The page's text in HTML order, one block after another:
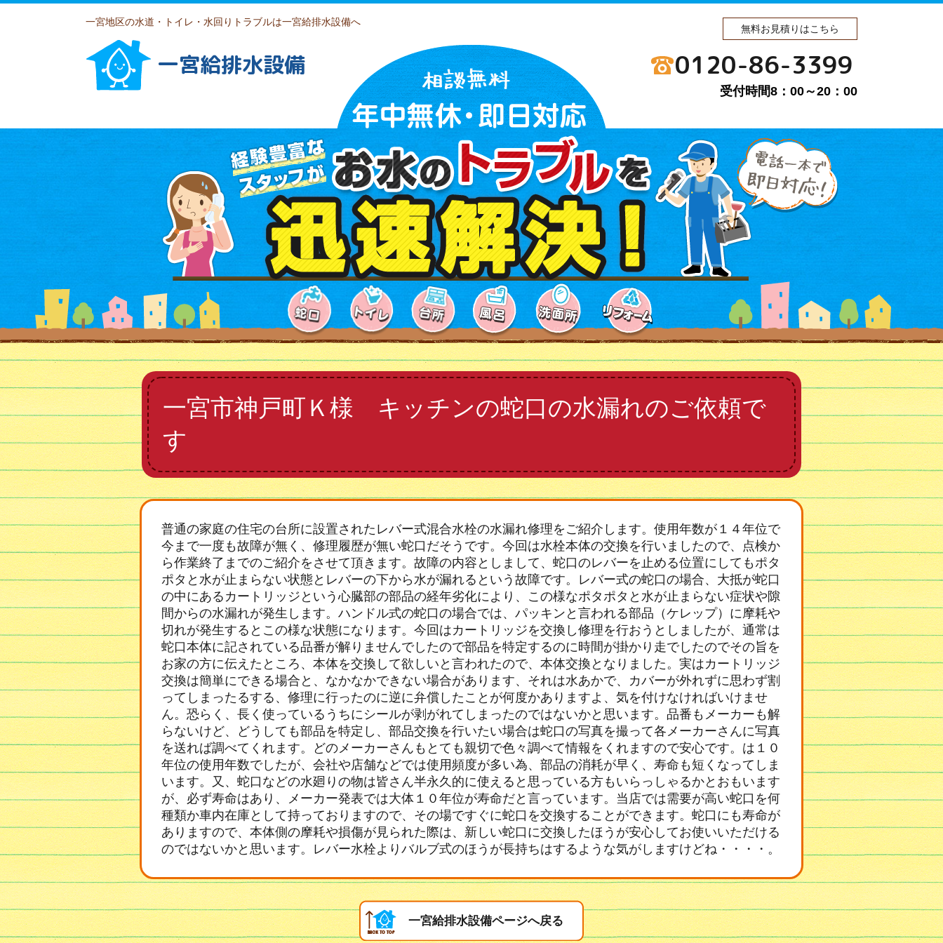
一宮地区の水道・トイレ・水回りトラブルは一宮給排水設備へ
無料お見積りはこちら
一宮給排水設備 0120-86-3399
受付時間8：00～20：00
一宮市神戸町Ｋ様 キッチンの蛇口の水漏れのご依頼で
す
普通の家庭の住宅の台所に設置されたレバー式混合水栓の水漏れ修理をご紹介します。使用年数が１４年位で
今まで一度も故障が無く、修理履歴が無い蛇口だそうです。今回は水栓本体の交換を行いましたので、点検か
ら作業終了までのご紹介をさせて頂きます。故障の内容としまして、蛇口のレバーを止める位置にしてもポタ
ポタと水が止まらない状態とレバーの下から水が漏れるという故障です。レバー式の蛇口の場合、大抵が蛇口
の中にあるカートリッジという心臓部の部品の経年劣化により、この様なポタポタと水が止まらない症状や隙
間からの水漏れが発生します。ハンドル式の蛇口の場合では、パッキンと言われる部品（ケレップ）に摩耗や
切れが発生するとこの様な状態になります。今回はカートリッジを交換し修理を行おうとしましたが、通常は
蛇口本体に記されている品番が解りませんでしたので部品を特定するのに時間が掛かり走でしたのでその旨を
お家の方に伝えたところ、本体を交換して欲しいと言われたので、本体交換となりました。実はカートリッジ
交換は簡単にできる場合と、なかなかできない場合があります、それは水あかで、カバーが外れずに思わず割
ってしまったるする、修理に行ったのに逆に弁償したことが何度かありますよ、気を付けなければいけませ
ん。恐らく、長く使っているうちにシールが剥がれてしまったのではないかと思います。品番もメーカーも解
らないけど、どうしても部品を特定し、部品交換を行いたい場合は蛇口の写真を撮って各メーカーさんに写真
を送れば調べてくれます。どのメーカーさんもとても親切で色々調べて情報をくれますので安心です。は１０
年位の使用年数でしたが、会社や店舗などでは使用頻度が多い為、部品の消耗が早く、寿命も短くなってしま
います。又、蛇口などの水廻りの物は皆さん半永久的に使えると思っている方もいらっしゃるかとおもいます
が、必ず寿命はあり、メーカー発表では大体１０年位が寿命だと言っています。当店では需要が高い蛇口を何
種類か車内在庫として持っておりますので、その場ですぐに蛇口を交換することができます。蛇口にも寿命が
ありますので、本体側の摩耗や損傷が見られた際は、新しい蛇口に交換したほうが安心してお使いいただける
のではないかと思います。レバー水栓よりバルブ式のほうが長持ちはするような気がしますけどね・・・・。
一宮給排水設備ページへ戻る